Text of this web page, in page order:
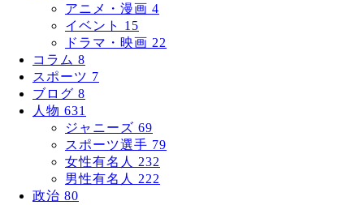
アニメ・漫画 4
イベント 15
ドラマ・映画 22
コラム 8
スポーツ 7
ブログ 8
人物 631
ジャニーズ 69
スポーツ選手 79
女性有名人 232
男性有名人 222
政治 80